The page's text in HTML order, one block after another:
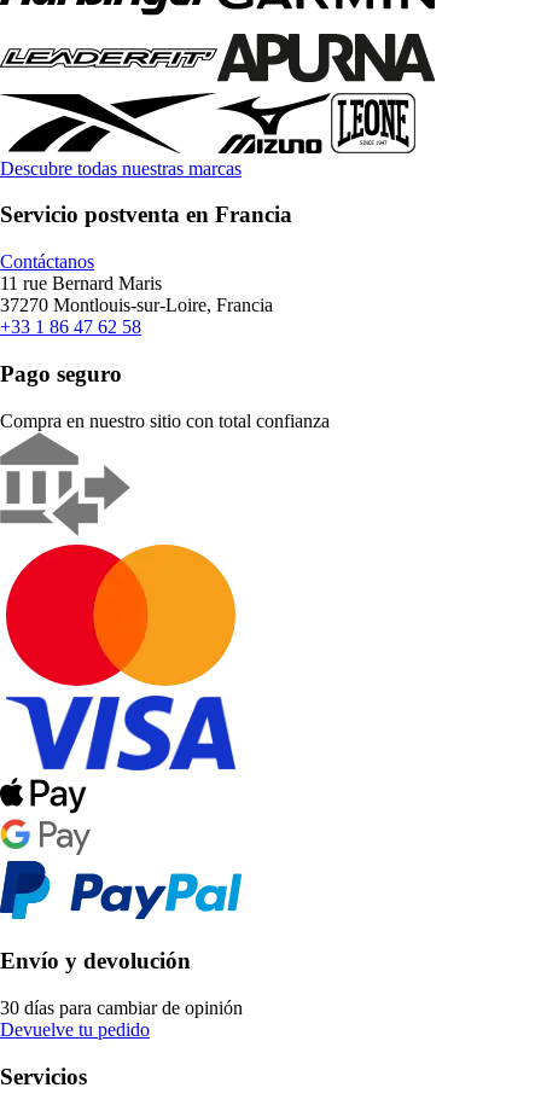
Descubre todas nuestras marcas
Servicio postventa en Francia
Contáctanos
11 rue Bernard Maris
37270 Montlouis-sur-Loire, Francia
+33 1 86 47 62 58
Pago seguro
Compra en nuestro sitio con total confianza
Envío y devolución
30 días para cambiar de opinión
Devuelve tu pedido
Servicios